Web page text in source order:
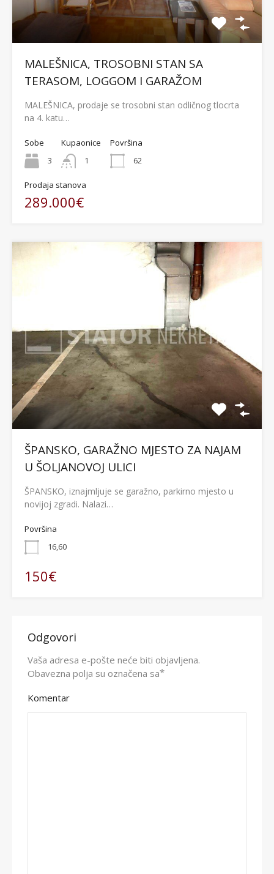
MALEŠNICA, TROSOBNI STAN SA
TERASOM, LOGGOM I GARAŽOM
MALEŠNICA, prodaje se trosobni stan odličnog tlocrta
na 4. katu…
Sobe
3
Kupaonice
1
Površina
62
Prodaja stanova
289.000€
ŠPANSKO, GARAŽNO MJESTO ZA NAJAM
U ŠOLJANOVOJ ULICI
ŠPANSKO, iznajmljuje se garažno, parkirno mjesto u
novijoj zgradi. Nalazi…
Površina
16,60
150€
Odgovori
Vaša adresa e-pošte neće biti objavljena.
Obavezna polja su označena sa*
Komentar